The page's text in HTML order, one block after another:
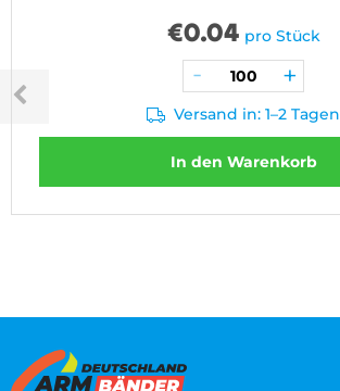
€0.04 pro Stück
Versand in: 1–2 Tagen
In den Warenkorb